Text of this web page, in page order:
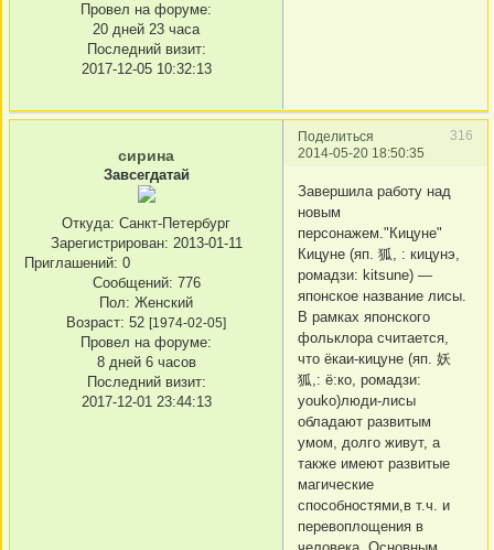
Провел на форуме:
20 дней 23 часа
Последний визит:
2017-12-05 10:32:13
Поделиться
316
2014-05-20 18:50:35
сирина
Завсегдатай
Откуда: Санкт-Петербург
Зарегистрирован: 2013-01-11
Приглашений: 0
Сообщений: 776
Пол: Женский
Возраст: 52 [1974-02-05]
Провел на форуме:
8 дней 6 часов
Последний визит:
2017-12-01 23:44:13
Завершила работу над
новым
персонажем."Кицуне"
Кицуне (яп. 狐, : кицунэ,
ромадзи: kitsune) —
японское название лисы.
В рамках японского
фольклора считается,
что ёкаи-кицуне (яп. 妖
狐,: ё:ко, ромадзи:
youko)люди-лисы
обладают развитым
умом, долго живут, а
также имеют развитые
магические
способностями,в т.ч. и
перевоплощения в